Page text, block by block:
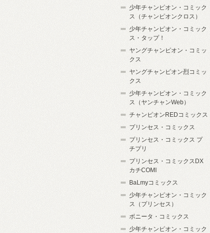
少年チャンピオン・コミック
ス（チャンピオンクロス）
少年チャンピオン・コミック
ス・タップ！
ヤングチャンピオン・コミッ
クス
ヤングチャンピオン烈コミッ
クス
少年チャンピオン・コミック
ス（ヤンチャンWeb）
チャンピオンREDコミックス
プリンセス・コミックス
プリンセス・コミックス プ
チプリ
プリンセス・コミックスDX
カチCOMI
BaLmyコミックス
少年チャンピオン・コミック
ス（プリンセス）
ボニータ・コミックス
少年チャンピオン・コミック